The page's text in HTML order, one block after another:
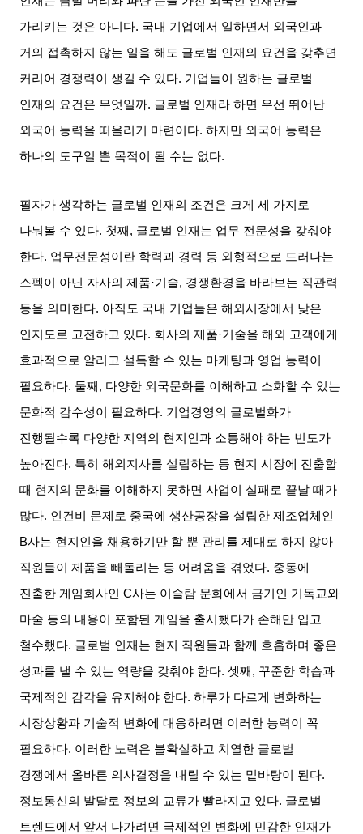
가리키는 것은 아니다. 국내 기업에서 일하면서 외국인과
거의 접촉하지 않는 일을 해도 글로벌 인재의 요건을 갖추면
커리어 경쟁력이 생길 수 있다. 기업들이 원하는 글로벌
인재의 요건은 무엇일까. 글로벌 인재라 하면 우선 뛰어난
외국어 능력을 떠올리기 마련이다.하지만 외국어 능력은
하나의 도구일 뿐 목적이 될 수는 없다.
필자가 생각하는 글로벌 인재의 조건은 크게 세 가지로
나눠볼 수 있다. 첫째, 글로벌 인재는 업무 전문성을 갖춰야
한다. 업무전문성이란 학력과 경력 등 외형적으로 드러나는
스펙이 아닌 자사의 제품·기술, 경쟁환경을 바라보는 직관력
등을 의미한다. 아직도 국내 기업들은 해외시장에서 낮은
인지도로 고전하고 있다. 회사의 제품·기술을 해외 고객에게
효과적으로 알리고 설득할 수 있는 마케팅과 영업 능력이
필요하다. 둘째, 다양한 외국문화를 이해하고 소화할 수 있는
문화적 감수성이 필요하다. 기업경영의 글로벌화가
진행될수록 다양한 지역의 현지인과 소통해야 하는 빈도가
높아진다. 특히 해외지사를 설립하는 등 현지 시장에 진출할
때 현지의 문화를 이해하지 못하면 사업이 실패로 끝날 때가
많다. 인건비 문제로 중국에 생산공장을 설립한 제조업체인
B사는 현지인을 채용하기만 할 뿐 관리를 제대로 하지 않아
직원들이 제품을 빼돌리는 등 어려움을 겪었다. 중동에
진출한 게임회사인 C사는 이슬람 문화에서 금기인 기독교와
마술 등의 내용이 포함된 게임을 출시했다가 손해만 입고
철수했다. 글로벌 인재는 현지 직원들과 함께 호흡하며 좋은
성과를 낼 수 있는 역량을 갖춰야 한다.셋째, 꾸준한 학습과
국제적인 감각을 유지해야 한다.하루가 다르게 변화하는
시장상황과 기술적 변화에 대응하려면 이러한 능력이 꼭
필요하다. 이러한 노력은 불확실하고 치열한 글로벌
경쟁에서 올바른 의사결정을 내릴 수 있는 밑바탕이 된다.
정보통신의 발달로 정보의 교류가 빨라지고 있다. 글로벌
트렌드에서 앞서 나가려면 국제적인 변화에 민감한 인재가